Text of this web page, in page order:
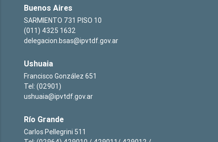
Buenos Aires
SARMIENTO 731 PISO 10
(011) 4325 1632
delegacion.bsas@ipvtdf.gov.ar
Ushuaia
Francisco González 651
Tel: (02901)
ushuaia@ipvtdf.gov.ar
Río Grande
Carlos Pellegrini 511